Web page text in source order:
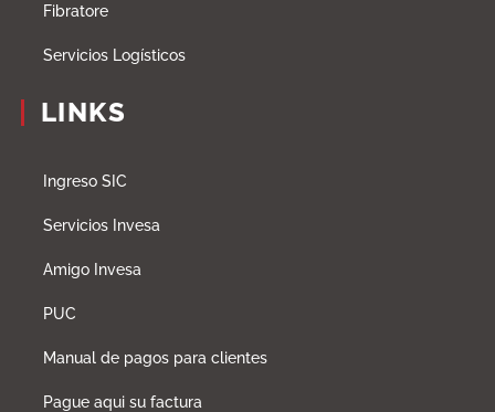
Fibratore
Servicios Logísticos
LINKS
Ingreso SIC
Servicios Invesa
Amigo Invesa
PUC
Manual de pagos para clientes
Pague aqui su factura